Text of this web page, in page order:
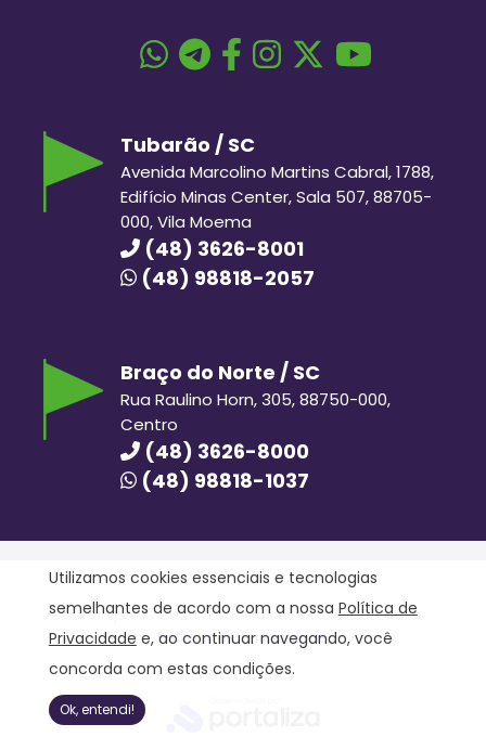
Tubarão / SC
Avenida Marcolino Martins Cabral, 1788,
Edifício Minas Center, Sala 507, 88705-
000, Vila Moema
(48) 3626-8001
(48) 98818-2057
Braço do Norte / SC
Rua Raulino Horn, 305, 88750-000,
Centro
(48) 3626-8000
(48) 98818-1037
Hora Hiper © 2020. Todos os direitos reservados.
Política de Privacidade
Utilizamos cookies essenciais e tecnologias
semelhantes de acordo com a nossa Política de
Privacidade e, ao continuar navegando, você
concorda com estas condições.
Ok, entendi!